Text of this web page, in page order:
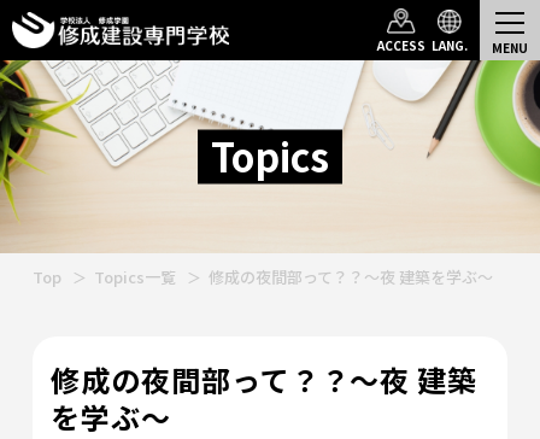
ACCESS LANG.
Topics
Top Topics一覧 修成の夜間部って？？～夜 建築を学ぶ～
修成の夜間部って？？～夜 建築
を学ぶ～